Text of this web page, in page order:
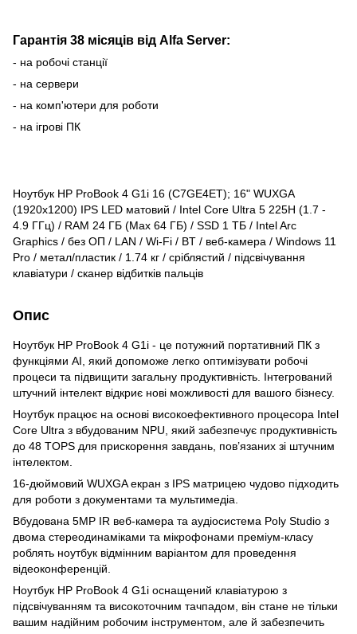
Гарантія 38 місяців від Alfa Server:
- на робочі станції
- на сервери
- на комп'ютери для роботи
- на ігрові ПК
Ноутбук HP ProBook 4 G1i 16 (C7GE4ET); 16" WUXGA
(1920x1200) IPS LED матовий / Intel Core Ultra 5 225H (1.7 -
4.9 ГГц) / RAM 24 ГБ (Max 64 ГБ) / SSD 1 ТБ / Intel Arc
Graphics / без ОП / LAN / Wi-Fi / BT / веб-камера / Windows 11
Pro / метал/пластик / 1.74 кг / сріблястий / підсвічування
клавіатури / сканер відбитків пальців
Опис
Ноутбук HP ProBook 4 G1i - це потужний портативний ПК з
функціями AI, який допоможе легко оптимізувати робочі
процеси та підвищити загальну продуктивність. Інтегрований
штучний інтелект відкриє нові можливості для вашого бізнесу.
Ноутбук працює на основі високоефективного процесора Intel
Core Ultra з вбудованим NPU, який забезпечує продуктивність
до 48 TOPS для прискорення завдань, пов’язаних зі штучним
інтелектом.
16-дюймовий WUXGA екран з IPS матрицею чудово підходить
для роботи з документами та мультимедіа.
Вбудована 5MP IR веб-камера та аудіосистема Poly Studio з
двома стереодинаміками та мікрофонами преміум-класу
роблять ноутбук відмінним варіантом для проведення
відеоконференцій.
Ноутбук HP ProBook 4 G1i оснащений клавіатурою з
підсвічуванням та високоточним тачпадом, він стане не тільки
вашим надійним робочим інструментом, але й забезпечить